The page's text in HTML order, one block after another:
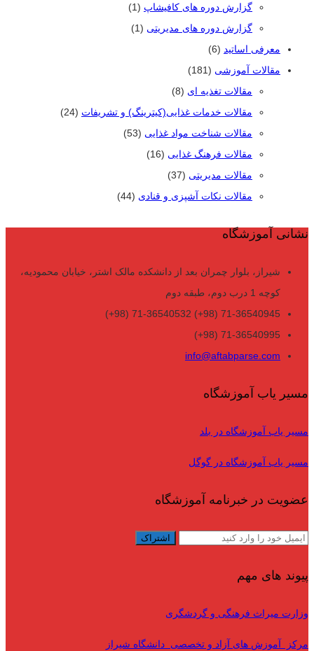
گزارش دوره های کافیشاپ (1)
گزارش دوره های مدیریتی (1)
معرفی اساتید (6)
مقالات آموزشی (181)
مقالات تغذیه ای (8)
مقالات خدمات غذایی(کیترینگ) و تشریفات (24)
مقالات شناخت مواد غذایی (53)
مقالات فرهنگ غذایی (16)
مقالات مدیریتی (37)
مقالات نکات آشپزی و قنادی (44)
نشانی آموزشگاه
شیراز، بلوار چمران بعد از دانشکده مالک اشتر، خیابان محمودیه،
کوچه 1 درب دوم، طبقه دوم
71-36540945 (98+) 71-36540532 (98+)
71-36540995 (98+)
info@aftabparse.com
مسیر یاب آموزشگاه
مسیر یاب آموزشگاه در بلد
مسیر یاب آموزشگاه در گوگل
عضویت در خبرنامه آموزشگاه
پیوند های مهم
وزارت میراث فرهنگی و گردشگری
مرکز آموزش های آزاد و تخصصی دانشگاه شیراز